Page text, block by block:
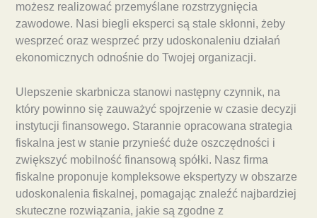
możesz realizować przemyślane rozstrzygnięcia
zawodowe. Nasi biegli eksperci są stale skłonni, żeby
wesprzeć oraz wesprzeć przy udoskonaleniu działań
ekonomicznych odnośnie do Twojej organizacji.
Ulepszenie skarbnicza stanowi następny czynnik, na
który powinno się zauważyć spojrzenie w czasie decyzji
instytucji finansowego. Starannie opracowana strategia
fiskalna jest w stanie przynieść duże oszczędności i
zwiększyć mobilność finansową spółki. Nasz firma
fiskalne proponuje kompleksowe ekspertyzy w obszarze
udoskonalenia fiskalnej, pomagając znaleźć najbardziej
skuteczne rozwiązania, jakie są zgodne z